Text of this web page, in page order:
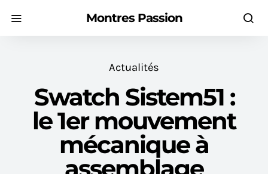
Montres Passion
Actualités
Swatch Sistem51 :
le 1er mouvement
mécanique à